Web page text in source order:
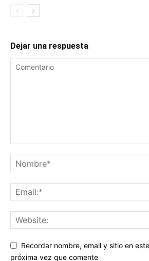
Dejar una respuesta
Recordar nombre, email y sitio en
próxima vez que comente